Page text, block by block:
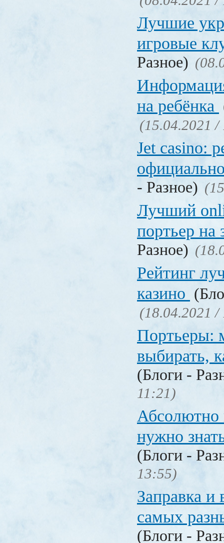
Лучшие
игровые
Разное)
на ребёнка
(15.04.2021 /
Jet casino:
- Разное)
Лучший
портьер на
Разное)
Рейтинг
казино
(18.04.2021 /
Портьеры:
выбирать,
(Блоги -
11:21)
Абсолютно
нужно
(Блоги -
13:55)
Заправка и
самых
(Блоги -